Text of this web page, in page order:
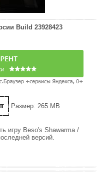
Build 23928423
Размер: 265 MB
игру Beso's Shawarma /
версий.